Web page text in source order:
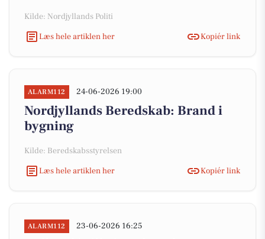
Kilde: Nordjyllands Politi
Læs hele artiklen her
Kopiér link
ALARM112 24-06-2026 19:00
Nordjyllands Beredskab: Brand i
bygning
Kilde: Beredskabsstyrelsen
Læs hele artiklen her
Kopiér link
ALARM112 23-06-2026 16:25